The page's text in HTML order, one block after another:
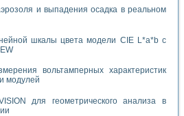
и выпадения осадка в реальном
шкалы цвета модели CIE L*a*b с
вольтамперных характеристик
модулей
для геометрического анализа в